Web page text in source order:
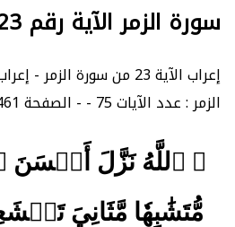
سورة الزمر الآية رقم 23 : إعراب الدعاس
إعراب الآية 23 من سورة
الزمر : عدد الآيات 75 - - الصفحة 461 - الجزء 23.
﴿ ٱللَّهُ نَزَّلَ أَحۡسَنَ
مُّتَشَٰبِهٗا مَّثَانِيَ